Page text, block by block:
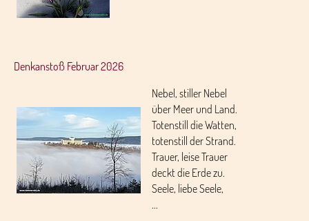
Denkanstoß Februar 2026
Nebel, stiller Nebel
über Meer und Land.
Totenstill die Watten,
totenstill der Strand.
Trauer, leise Trauer
deckt die Erde zu.
Seele, liebe Seele,
...